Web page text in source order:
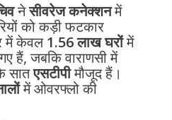
नेसीवरेज कनेक्शनमें
को कड़ी फटकार
में केवल1.56 लाख घरोंमें
हैं, जबकि वाराणसी में
सातएसटीपीमौजूद हैं।
में ओवरफ्लो की